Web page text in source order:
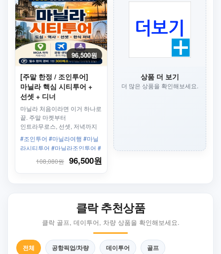
96,500원
[주말 한정 / 조인투어]
마닐라 핵심 시티투어 +
선셋 + 디너
마닐라 처음이라면 이거 하나로
끝. 주말 마켓부터
인트라무로스, 선셋, 저녁까지
하루 완성 코스.
#조인투어 #마닐라여행 #마닐
라시티투어 #마닐라조인투어 #
마닐라자유여행 #마닐라여행추
천 #마닐라가볼만한곳 #인트라
무로스 #마닐라베이 #BGC #마
마닐라공항샌딩 #마닐라마사지
108,080원 96,500원
상품 더 보기
더 많은 상품을 확인해보세요.
클락 추천상품
클락 골프, 데이투어, 차량 상품을 확인해보세요.
전체 공항픽업/차량 데이투어 골프